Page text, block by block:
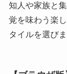
知人や家族と
覚を味わう楽
タイルを選びま